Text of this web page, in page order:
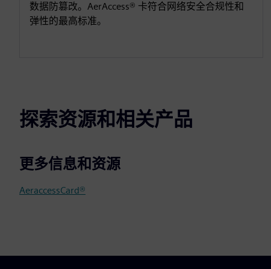
数据防篡改。AerAccess® 卡符合网络安全合规性和
弹性的最高标准。
探索资源和相关产品
更多信息和资源
AeraccessCard®